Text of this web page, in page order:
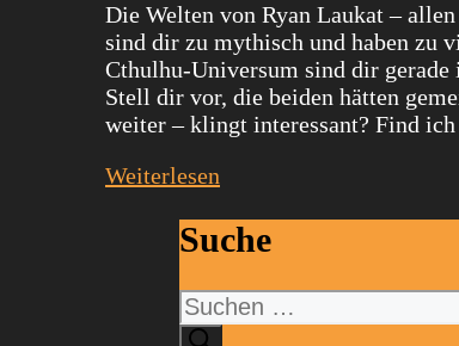
Die Welten von Ryan Laukat –
sind dir zu mythisch und haben zu
Cthulhu-Universum sind dir gerade
Stell dir vor, die beiden hätten
weiter – klingt interessant? Find ich
Weiterlesen
Suche
Suchen
nach: